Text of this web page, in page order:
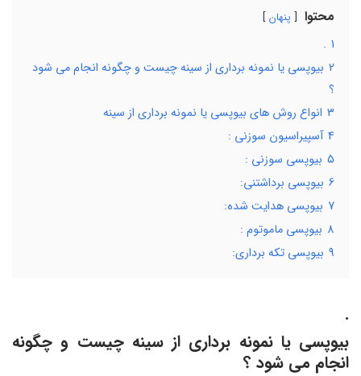
محتوا پنهان
1
.
2 بیوپسی یا نمونه برداری از سینه چیست و چگونه انجام می شود
؟
3 انواع روش های بیوپسی یا نمونه برداری از سینه
4 آسپیراسیون سوزنی :
5 بیوپسی سوزنی :
6 بیوپسی برداشتنی:
7 بیوپسی هدایت شده:
8 بیوپسی ماموتوم :
9 بیوپسی تکه برداری:
.
بیوپسی یا نمونه برداری از سینه چیست و چگونه
انجام می شود ؟